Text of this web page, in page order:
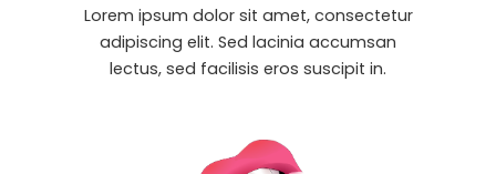
Lorem ipsum dolor sit amet, consectetur
adipiscing elit. Sed lacinia accumsan
lectus, sed facilisis eros suscipit in.